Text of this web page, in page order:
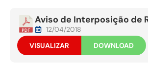
Aviso de Interposição de
12/04/2018
VISUALIZAR
DOWNLOAD